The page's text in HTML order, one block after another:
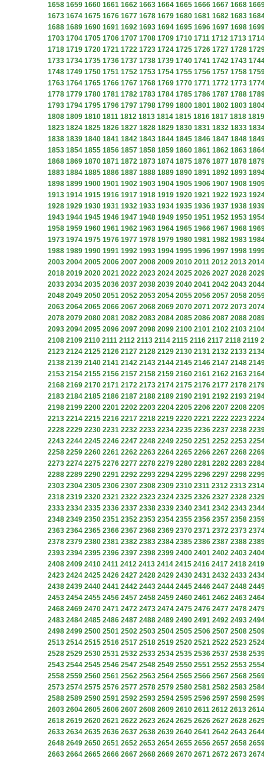
1658 1659 1660 1661 1662 1663 1664 1665 1666 1667 1668
1673 1674 1675 1676 1677 1678 1679 1680 1681 1682 1683
1688 1689 1690 1691 1692 1693 1694 1695 1696 1697 1698
1703 1704 1705 1706 1707 1708 1709 1710 1711 1712 1713 1714
1718 1719 1720 1721 1722 1723 1724 1725 1726 1727 1728
1733 1734 1735 1736 1737 1738 1739 1740 1741 1742 1743
1748 1749 1750 1751 1752 1753 1754 1755 1756 1757 1758
1763 1764 1765 1766 1767 1768 1769 1770 1771 1772 1773
1778 1779 1780 1781 1782 1783 1784 1785 1786 1787 1788
1793 1794 1795 1796 1797 1798 1799 1800 1801 1802 1803
1808 1809 1810 1811 1812 1813 1814 1815 1816 1817 1818 1819
1823 1824 1825 1826 1827 1828 1829 1830 1831 1832 1833
1838 1839 1840 1841 1842 1843 1844 1845 1846 1847 1848
1853 1854 1855 1856 1857 1858 1859 1860 1861 1862 1863
1868 1869 1870 1871 1872 1873 1874 1875 1876 1877 1878
1883 1884 1885 1886 1887 1888 1889 1890 1891 1892 1893
1898 1899 1900 1901 1902 1903 1904 1905 1906 1907 1908
1913 1914 1915 1916 1917 1918 1919 1920 1921 1922 1923
1928 1929 1930 1931 1932 1933 1934 1935 1936 1937 1938
1943 1944 1945 1946 1947 1948 1949 1950 1951 1952 1953
1958 1959 1960 1961 1962 1963 1964 1965 1966 1967 1968
1973 1974 1975 1976 1977 1978 1979 1980 1981 1982 1983
1988 1989 1990 1991 1992 1993 1994 1995 1996 1997 1998
2003 2004 2005 2006 2007 2008 2009 2010 2011 2012 2013 2014
2018 2019 2020 2021 2022 2023 2024 2025 2026 2027 2028
2033 2034 2035 2036 2037 2038 2039 2040 2041 2042 2043
2048 2049 2050 2051 2052 2053 2054 2055 2056 2057 2058
2063 2064 2065 2066 2067 2068 2069 2070 2071 2072 2073
2078 2079 2080 2081 2082 2083 2084 2085 2086 2087 2088
2093 2094 2095 2096 2097 2098 2099 2100 2101 2102 2103
2108 2109 2110 2111 2112 2113 2114 2115 2116 2117 2118 2119
2123 2124 2125 2126 2127 2128 2129 2130 2131 2132 2133
2138 2139 2140 2141 2142 2143 2144 2145 2146 2147 2148
2153 2154 2155 2156 2157 2158 2159 2160 2161 2162 2163
2168 2169 2170 2171 2172 2173 2174 2175 2176 2177 2178
2183 2184 2185 2186 2187 2188 2189 2190 2191 2192 2193
2198 2199 2200 2201 2202 2203 2204 2205 2206 2207 2208
2213 2214 2215 2216 2217 2218 2219 2220 2221 2222 2223
2228 2229 2230 2231 2232 2233 2234 2235 2236 2237 2238
2243 2244 2245 2246 2247 2248 2249 2250 2251 2252 2253
2258 2259 2260 2261 2262 2263 2264 2265 2266 2267 2268
2273 2274 2275 2276 2277 2278 2279 2280 2281 2282 2283
2288 2289 2290 2291 2292 2293 2294 2295 2296 2297 2298
2303 2304 2305 2306 2307 2308 2309 2310 2311 2312 2313 2314
2318 2319 2320 2321 2322 2323 2324 2325 2326 2327 2328
2333 2334 2335 2336 2337 2338 2339 2340 2341 2342 2343
2348 2349 2350 2351 2352 2353 2354 2355 2356 2357 2358
2363 2364 2365 2366 2367 2368 2369 2370 2371 2372 2373
2378 2379 2380 2381 2382 2383 2384 2385 2386 2387 2388
2393 2394 2395 2396 2397 2398 2399 2400 2401 2402 2403
2408 2409 2410 2411 2412 2413 2414 2415 2416 2417 2418 2419
2423 2424 2425 2426 2427 2428 2429 2430 2431 2432 2433
2438 2439 2440 2441 2442 2443 2444 2445 2446 2447 2448
2453 2454 2455 2456 2457 2458 2459 2460 2461 2462 2463
2468 2469 2470 2471 2472 2473 2474 2475 2476 2477 2478
2483 2484 2485 2486 2487 2488 2489 2490 2491 2492 2493
2498 2499 2500 2501 2502 2503 2504 2505 2506 2507 2508
2513 2514 2515 2516 2517 2518 2519 2520 2521 2522 2523
2528 2529 2530 2531 2532 2533 2534 2535 2536 2537 2538
2543 2544 2545 2546 2547 2548 2549 2550 2551 2552 2553
2558 2559 2560 2561 2562 2563 2564 2565 2566 2567 2568
2573 2574 2575 2576 2577 2578 2579 2580 2581 2582 2583
2588 2589 2590 2591 2592 2593 2594 2595 2596 2597 2598
2603 2604 2605 2606 2607 2608 2609 2610 2611 2612 2613 2614
2618 2619 2620 2621 2622 2623 2624 2625 2626 2627 2628
2633 2634 2635 2636 2637 2638 2639 2640 2641 2642 2643
2648 2649 2650 2651 2652 2653 2654 2655 2656 2657 2658
2663 2664 2665 2666 2667 2668 2669 2670 2671 2672 2673